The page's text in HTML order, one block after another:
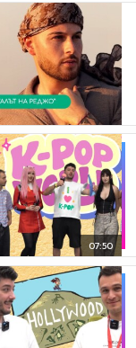
07:50